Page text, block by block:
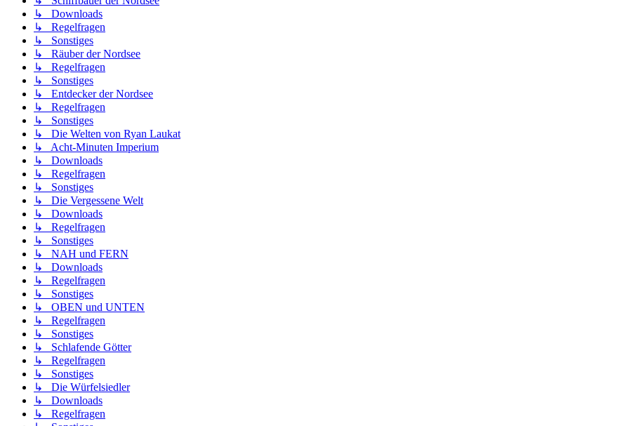
↳ Downloads
↳ Regelfragen
↳ Sonstiges
↳ Räuber der Nordsee
↳ Regelfragen
↳ Sonstiges
↳ Entdecker der Nordsee
↳ Regelfragen
↳ Sonstiges
↳ Die Welten von Ryan Laukat
↳ Acht-Minuten Imperium
↳ Downloads
↳ Regelfragen
↳ Sonstiges
↳ Die Vergessene Welt
↳ Downloads
↳ Regelfragen
↳ Sonstiges
↳ NAH und FERN
↳ Downloads
↳ Regelfragen
↳ Sonstiges
↳ OBEN und UNTEN
↳ Regelfragen
↳ Sonstiges
↳ Schlafende Götter
↳ Regelfragen
↳ Sonstiges
↳ Die Würfelsiedler
↳ Downloads
↳ Regelfragen